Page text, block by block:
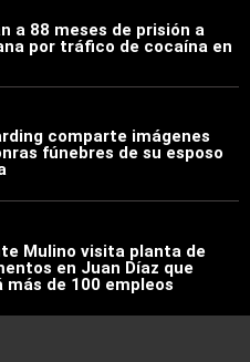
a 88 meses de prisión a
por tráfico de cocaína en
comparte imágenes
fúnebres de su esposo
Mulino visita planta de
en Juan Díaz que
más de 100 empleos